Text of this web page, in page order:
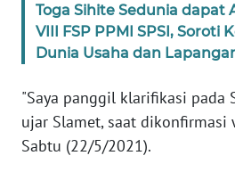
Toga Sihite Sedunia dapat
VIII FSP PPMI SPSI, Soroti
Dunia Usaha dan
"Saya panggil klarifikasi pada
ujar Slamet, saat dikonfirmasi
Sabtu (22/5/2021).
INFO
IKLAN
KAMI
PEDOMAN